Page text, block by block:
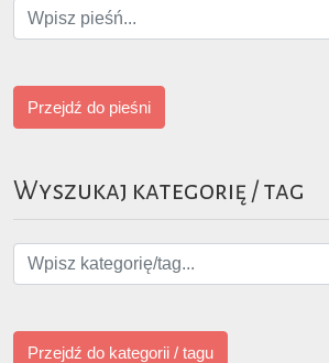
Przejdź do pieśni
Wyszukaj kategorię / tag
Przejdź do kategorii / tagu